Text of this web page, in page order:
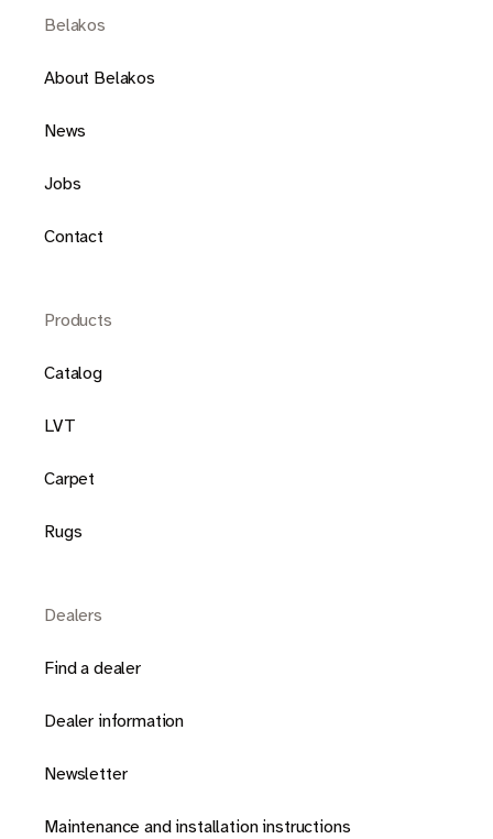
Belakos
About Belakos
News
Jobs
Contact
Products
Catalog
LVT
Carpet
Rugs
Dealers
Find a dealer
Dealer information
Newsletter
Maintenance and installation instructions